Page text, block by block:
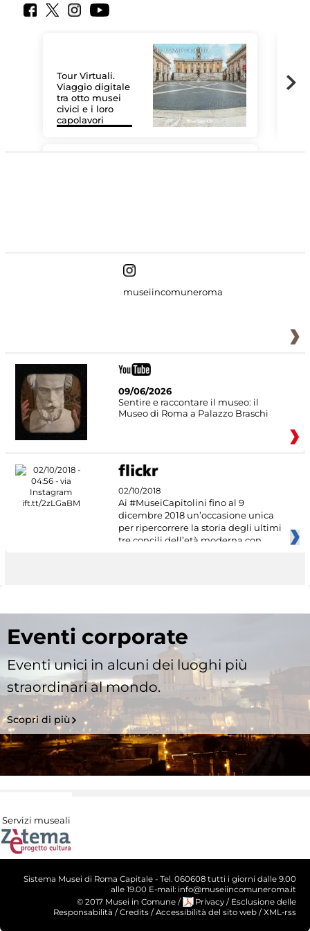
Tour Virtuali.
Viaggio digitale
tra otto musei
civici e i loro
capolavori
museiincomuneroma
09/06/2026
Sentire e raccontare il museo: il
Museo di Roma a Palazzo Braschi
02/10/2018
Ai #MuseiCapitolini fino al 9
dicembre 2018 un’occasione unica
per ripercorrere la storia degli ultimi
tre concili dell’età moderna con
Eventi corporate
Eventi unici in alcuni dei luoghi più
straordinari al mondo.
Scopri di più
Servizi museali
Sistema Musei di Roma Capitale - Tel. 060608 tutti i giorni dalle 9.00
alle 19.00 E-mail: info@museiincomuneroma.it
© 2017 Musei in Comune / Privacy / Esclusione delle
Responsabilità / Credits / Accessibilità del sito web / XML-rss